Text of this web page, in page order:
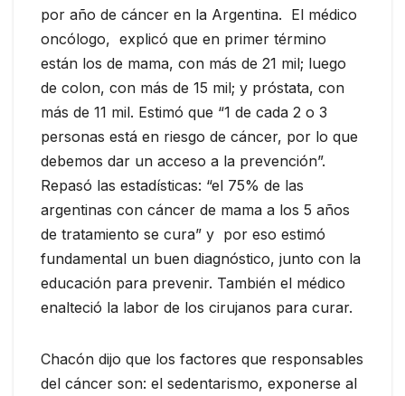
por año de cáncer en la Argentina. El médico
oncólogo, explicó que en primer término
están los de mama, con más de 21 mil; luego
de colon, con más de 15 mil; y próstata, con
más de 11 mil. Estimó que “1 de cada 2 o 3
personas está en riesgo de cáncer, por lo que
debemos dar un acceso a la prevención”.
Repasó las estadísticas: “el 75% de las
argentinas con cáncer de mama a los 5 años
de tratamiento se cura” y por eso estimó
fundamental un buen diagnóstico, junto con la
educación para prevenir. También el médico
enalteció la labor de los cirujanos para curar.
Chacón dijo que los factores que responsables
del cáncer son: el sedentarismo, exponerse al